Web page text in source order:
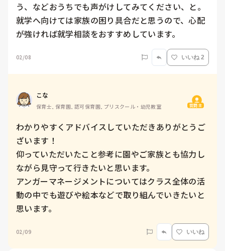
う、などおうちでも声がけしてみてください、と。
就学へ向けては家族の困り具合だと思うので、心配
が強ければ就学相談をおすすめしています。
02/08 いいね 2
こな
保育士, 保育園, 認可保育園, プリスクール・幼児教室 質問主
わかりやすくアドバイスしていただきありがとうご
ざいます！
仰っていただいたこと参考に園やご家族とも協力し
ながら見守って行きたいと思います。
アンガーマネージメントについてはクラス全体の活
動の中でも遊びや絵本などで取り組んでいきたいと
思います。
02/09 いいね